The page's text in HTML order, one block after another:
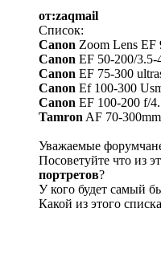
от:zaqmail
Список:
Canon Zoom Lens EF
Canon EF 50-200/3.5-
Canon EF 75-300
Canon Ef 100-300
Canon EF 100-200 f/
Tamron AF 70-
Уважаемые
Посоветуйте что из
портретов?
У кого будет самый
Какой из этого